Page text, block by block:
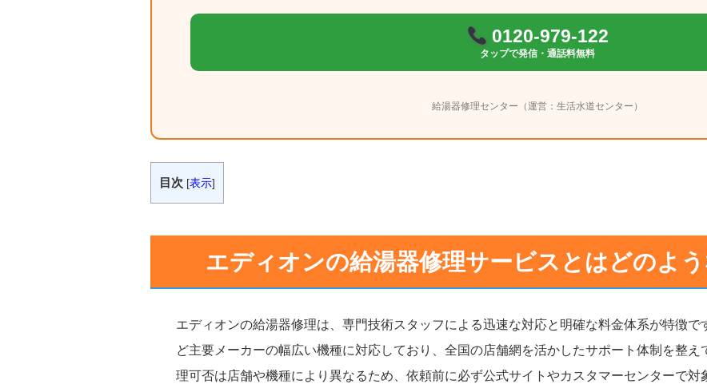
0120-979-122
タップで発信・通話料無料
給湯器修理センター（運営：生活水道センター）
目次 [表示]
エディオンの給湯器修理サービスとはどのよ
エディオンの給湯器修理は、専門技術スタッフによる迅速な対応と明確な料金体系が特徴で
ど主要メーカーの幅広い機種に対応しており、全国の店舗網を活かしたサポート体制を整
理可否は店舗や機種により異なるため、依頼前に必ず公式サイトやカスタマーセンターで対